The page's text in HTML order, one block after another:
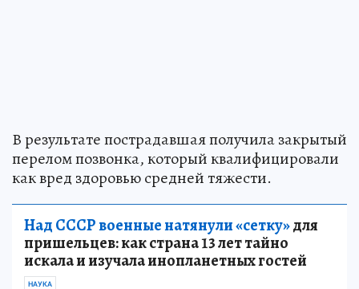
В результате пострадавшая получила закрытый
перелом позвонка, который квалифицировали
как вред здоровью средней тяжести.
Над СССР военные натянули «сетку»для
пришельцев: как страна 13 лет тайно
искала и изучала инопланетных гостей
НАУКА